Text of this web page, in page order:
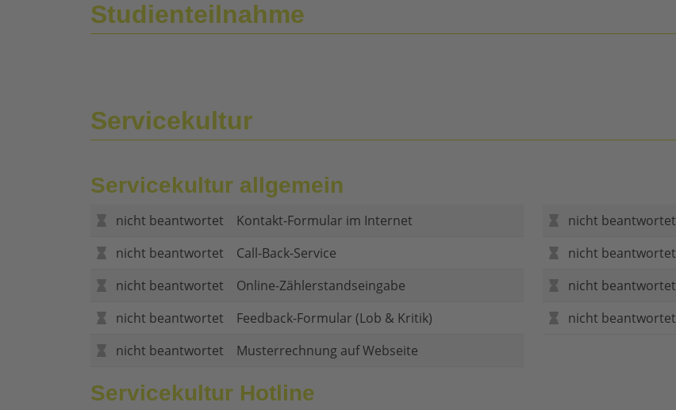
Studienteilnahme
Servicekultur
Servicekultur allgemein
nicht beantwortet
Kontakt-Formular im Internet
nicht beantwortet
Call-Back-Service
nicht beantwortet
Online-Zählerstandseingabe
nicht beantwortet
Feedback-Formular (Lob & Kritik)
nicht beantwortet
Musterrechnung auf Webseite
nicht beantwortet
nicht beantwortet
nicht beantwortet
nicht beantwortet
Servicekultur Hotline